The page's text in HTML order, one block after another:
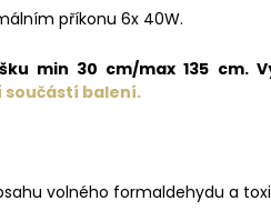
příkonu 6x 40W.
min 30 cm/max 135 cm.
součástí balení.
volného formaldehydu a